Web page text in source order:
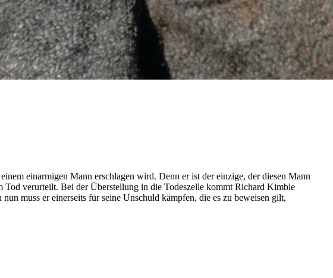
einarmigen Mann erschlagen wird. Denn er ist der einzige, der diesen Mann
verurteilt. Bei der Überstellung in die Todeszelle kommt Richard Kimble
muss er einerseits für seine Unschuld kämpfen, die es zu beweisen gilt,